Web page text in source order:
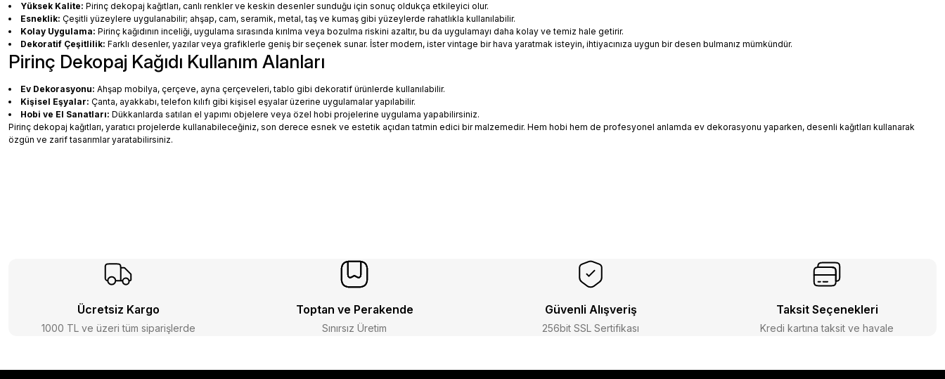
Yüksek Kalite: Pirinç dekopaj kağıtları, canlı renkler ve keskin desenler sunduğu için sonuç oldukça etkileyici olur.
Esneklik: Çeşitli yüzeylere uygulanabilir; ahşap, cam, seramik, metal, taş ve kumaş gibi yüzeylerde rahatlıkla kullanılabilir.
Kolay Uygulama: Pirinç kağıdının inceliği, uygulama sırasında kırılma veya bozulma riskini azaltır, bu da uygulamayı daha kolay ve temiz hale getirir.
Dekoratif Çeşitlilik: Farklı desenler, yazılar veya grafiklerle geniş bir seçenek sunar. İster modern, ister vintage bir hava yaratmak isteyin, ihtiyacınıza uygun bir desen bulmanız mümkündür.
Pirinç Dekopaj Kağıdı Kullanım Alanları
Ev Dekorasyonu: Ahşap mobilya, çerçeve, ayna çerçeveleri, tablo gibi dekoratif ürünlerde kullanılabilir.
Kişisel Eşyalar: Çanta, ayakkabı, telefon kılıfı gibi kişisel eşyalar üzerine uygulamalar yapılabilir.
Hobi ve El Sanatları: Dükkanlarda satılan el yapımı objelere veya özel hobi projelerine uygulama yapabilirsiniz.
Pirinç dekopaj kağıtları, yaratıcı projelerde kullanabileceğiniz, son derece esnek ve estetik açıdan tatmin edici bir malzemedir. Hem hobi hem de profesyonel anlamda ev dekorasyonu yaparken, desenli kağıtları kullanarak
özgün ve zarif tasarımlar yaratabilirsiniz.
Ücretsiz Kargo
1000 TL ve üzeri tüm siparişlerde
Toptan ve Perakende
Sınırsız Üretim
Güvenli Alışveriş
256bit SSL Sertifikası
Taksit Seçenekleri
Kredi kartına taksit ve havale